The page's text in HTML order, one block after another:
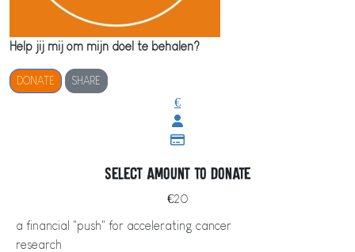
Help jij mij om mijn doel te behalen?
DONATE SHARE
€
Select amount to donate
€20
a financial "push" for accelerating cancer
research